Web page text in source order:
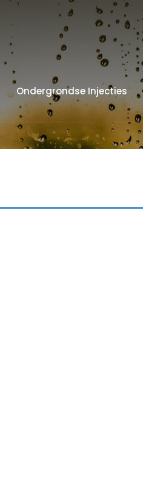
Ondergrondse Injecties